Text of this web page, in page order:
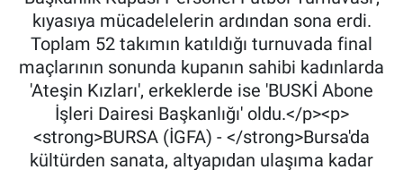
kıyasıya mücadelelerin ardından sona erdi.
Toplam 52 takımın katıldığı turnuvada final
maçlarının sonunda kupanın sahibi kadınlarda
'Ateşin Kızları', erkeklerde ise 'BUSKİ Abone
İşleri Dairesi Başkanlığı' oldu.</p><p>
<strong>BURSA (İGFA) - </strong>Bursa'da
kültürden sanata, altyapıdan ulaşıma kadar
ASTROLOJİ
BLOG
Haber Arşivi